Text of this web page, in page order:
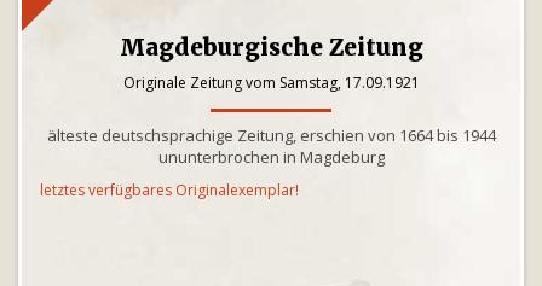
Magdeburgische Zeitung
Originale Zeitung vom Samstag, 17.09.1921
älteste deutschsprachige Zeitung, erschien von 1664 bis 1944
ununterbrochen in Magdeburg
letztes verfügbares Originalexemplar!